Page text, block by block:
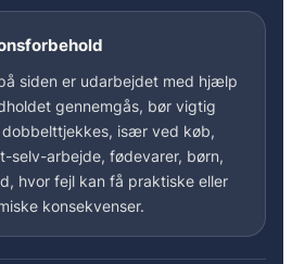
siden er udarbejdet med hjælp
gennemgås, bør vigtig
dobbelttjekkes, især ved køb,
selv-arbejde, fødevarer, børn,
hvor fejl kan få praktiske eller
konsekvenser.